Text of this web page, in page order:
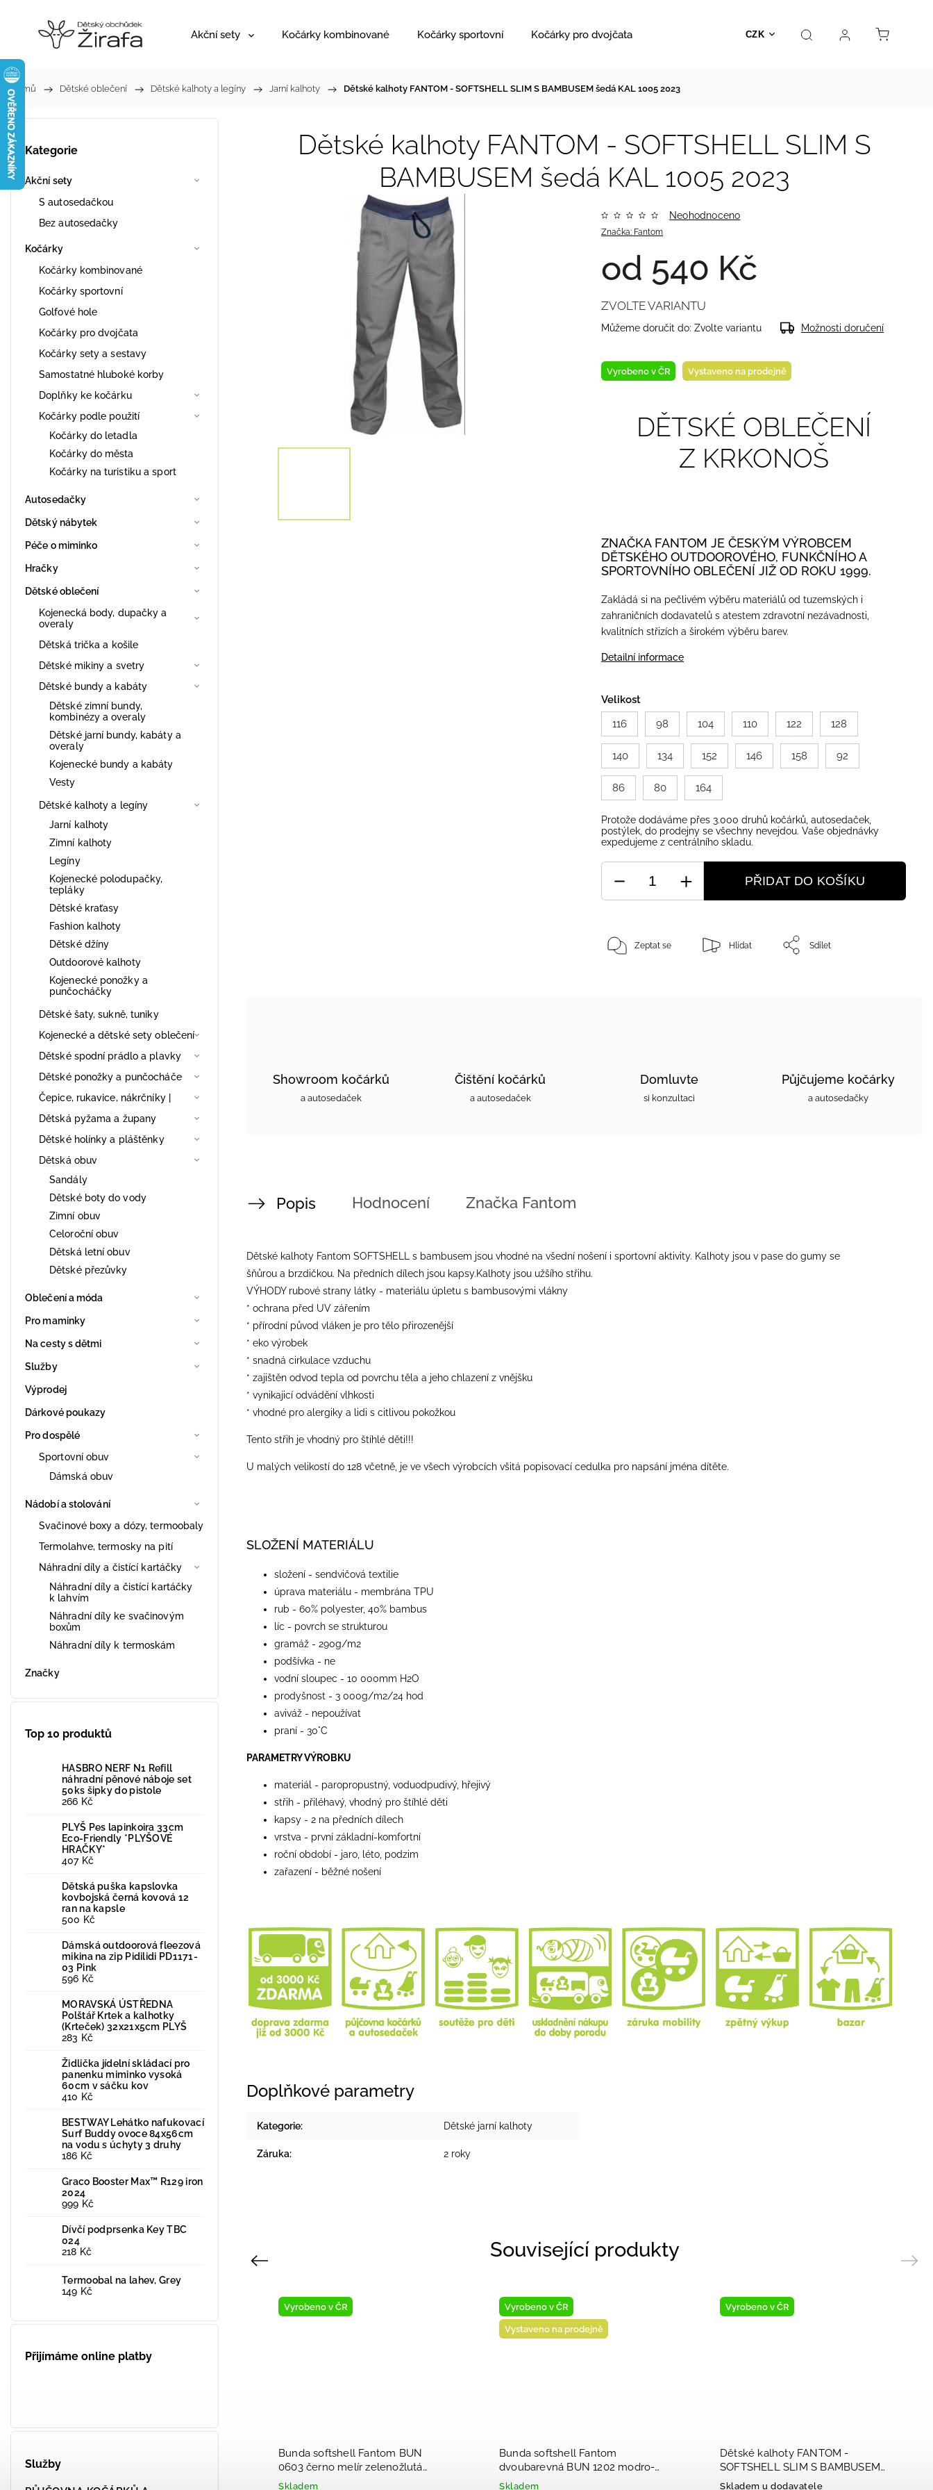
CZK
Akční sety Kočárky kombinované Kočárky sportovní Kočárky pro dvojčata Hračky Prodejna Kontakt
Domů / Dětské oblečení / Dětské kalhoty a legíny / Jarní kalhoty / Dětské kalhoty FANTOM - SOFTSHELL SLIM S BAMBUSEM šedá KAL 1005 2023
Kategorie
Akční sety
S autosedačkou
Bez autosedačky
Kočárky
Kočárky kombinované
Kočárky sportovní
Golfové hole
Kočárky pro dvojčata
Kočárky sety a sestavy
Samostatné hluboké korby
Doplňky ke kočárku
Kočárky podle použití
Kočárky do letadla
Kočárky do města
Kočárky na turistiku a sport
Autosedačky
Dětský nábytek
Péče o miminko
Hračky
Dětské oblečení
Kojenecká body, dupačky a
overaly
Dětská trička a košile
Dětské mikiny a svetry
Dětské bundy a kabáty
Dětské zimní bundy,
kombinézy a overaly
Dětské jarní bundy, kabáty a
overaly
Kojenecké bundy a kabáty
Vesty
Dětské kalhoty a legíny
Jarní kalhoty
Zimní kalhoty
Legíny
Kojenecké polodupačky,
tepláky
Dětské kraťasy
Fashion kalhoty
Dětské džíny
Outdoorové kalhoty
Kojenecké ponožky a
punčocháčky
Dětské šaty, sukně, tuniky
Kojenecké a dětské sety oblečení
Dětské spodní prádlo a plavky
Dětské ponožky a punčocháče
Čepice, rukavice, nákrčníky |
Dětská pyžama a župany
Dětské holínky a pláštěnky
Dětská obuv
Sandály
Dětské boty do vody
Zimní obuv
Celoroční obuv
Dětská letní obuv
Dětské přezůvky
Oblečení a móda
Pro maminky
Na cesty s dětmi
Služby
Výprodej
Dárkové poukazy
Pro dospělé
Sportovní obuv
Dámská obuv
Nádobí a stolování
Svačinové boxy a dózy, termoobaly
Termolahve, termosky na pití
Náhradní díly a čistící kartáčky
Náhradní díly a čistící kartáčky
k lahvím
Náhradní díly ke svačinovým
boxům
Náhradní díly k termoskám
Značky
Top 10 produktů
HASBRO NERF N1 Refill
náhradní pěnové náboje set
50ks šipky do pistole
266 Kč
PLYŠ Pes lapinkoira 33cm
Eco-Friendly *PLYŠOVÉ
HRAČKY*
407 Kč
Dětská puška kapslovka
kovbojská černá kovová 12
ran na kapsle
500 Kč
Dámská outdoorová fleezová
mikina na zip Pidilidi PD1171-
03 Pink
596 Kč
MORAVSKÁ ÚSTŘEDNA
Polštář Krtek a kalhotky
(Krteček) 32x21x5cm PLYŠ
283 Kč
Židlička jídelní skládací pro
panenku miminko vysoká
60cm v sáčku kov
410 Kč
BESTWAY Lehátko nafukovací
Surf Buddy ovoce 84x56cm
na vodu s úchyty 3 druhy
186 Kč
Graco Booster Max™ R129 iron
2024
999 Kč
Dívčí podprsenka Key TBC
024
218 Kč
Termoobal na lahev, Grey
149 Kč
Přijímáme online platby
Služby
Dětské kalhoty FANTOM - SOFTSHELL SLIM S
BAMBUSEM šedá KAL 1005 2023
Značka: Fantom
Neohodnoceno
od 540 Kč
Vyrobeno v ČR Vystaveno na prodejně
DĚTSKÉ OBLEČENÍ
Z KRKONOŠ
ZNAČKA FANTOM JE ČESKÝM VÝROBCEM
DĚTSKÉHO OUTDOOROVÉHO, FUNKČNÍHO A
SPORTOVNÍHO OBLEČENÍ JIŽ OD ROKU 1999.
Zakládá si na pečlivém výběru materiálů od tuzemských i
zahraničních dodavatelů s atestem zdravotní nezávadnosti,
kvalitních střizích a širokém výběru barev.
Detailní informace
Velikost
116
98 104 110 122 128
140 134 152 146 158 92
86 80 164
ZVOLTE VARIANTU
Můžeme doručit do: Zvolte variantu Možnosti doručení
Protože dodáváme přes 3.000 druhů kočárků, autosedaček,
postýlek, do prodejny se všechny nevejdou. Vaše objednávky
expedujeme z centrálního skladu.
PŘIDAT DO KOŠÍKU
Zeptat se Hlídat Sdílet
Showroom kočárků
a autosedaček
Čištění kočárků
a autosedaček
Domluvte
si konzultaci
Půjčujeme kočárky
a autosedačky
Popis Hodnocení Značka Fantom
Dětské kalhoty Fantom SOFTSHELL s bambusem jsou vhodné na všední nošení i sportovní aktivity. Kalhoty jsou v pase do gumy se
šňůrou a brzdičkou. Na předních dílech jsou kapsy.Kalhoty jsou užšího střihu.
VÝHODY rubové strany látky - materiálu úpletu s bambusovými vlákny
* ochrana před UV zářením
* přírodní původ vláken je pro tělo přirozenější
* eko výrobek
* snadná cirkulace vzduchu
* zajištěn odvod tepla od povrchu těla a jeho chlazení z vnějšku
* vynikajicí odvádění vlhkosti
* vhodné pro alergiky a lidi s citlivou pokožkou
Tento střih je vhodný pro štíhlé děti!!!
​U malých velikostí do 128 včetně, je ve všech výrobcích všitá popisovací cedulka pro napsání jména dítěte.
SLOŽENÍ MATERIÁLU
složení - sendvičová textilie
úprava materiálu - membrána TPU
rub - 60% polyester, 40% bambus
líc - povrch se strukturou
gramáž - 290g/m2
podšívka - ne
vodní sloupec - 10 000mm H2O
prodyšnost - 3 000g/m2/24 hod
aviváž - nepoužívat
praní - 30°C
PARAMETRY VÝROBKU
materiál - paropropustný, voduodpudivý, hřejivý
střih - přiléhavý, vhodný pro štíhlé děti
kapsy - 2 na předních dílech
vrstva - první základní-komfortní
roční období - jaro, léto, podzim
zařazení - běžné nošení
Doplňkové parametry
Kategorie: Dětské jarní kalhoty
Záruka: 2 roky
Související produkty
Previous
černo-šedá 2026
Skladem
Vyrobeno v ČR
Bunda softshell Fantom BUN
0603 černo melír zelenožlutá
2026
Skladem
Vyrobeno v ČR
Vystaveno na prodejně
Bunda softshell Fantom
dvoubarevná BUN 1202 modro-
modrý melír 2026
Skladem
Vyrobeno v ČR
Dětské kalhoty FANTOM -
SOFTSHELL SLIM S BAMBUSEM
růžová KAL 1004 2023
Skladem u dodavatele
Next